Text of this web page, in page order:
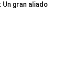
Un gran aliado